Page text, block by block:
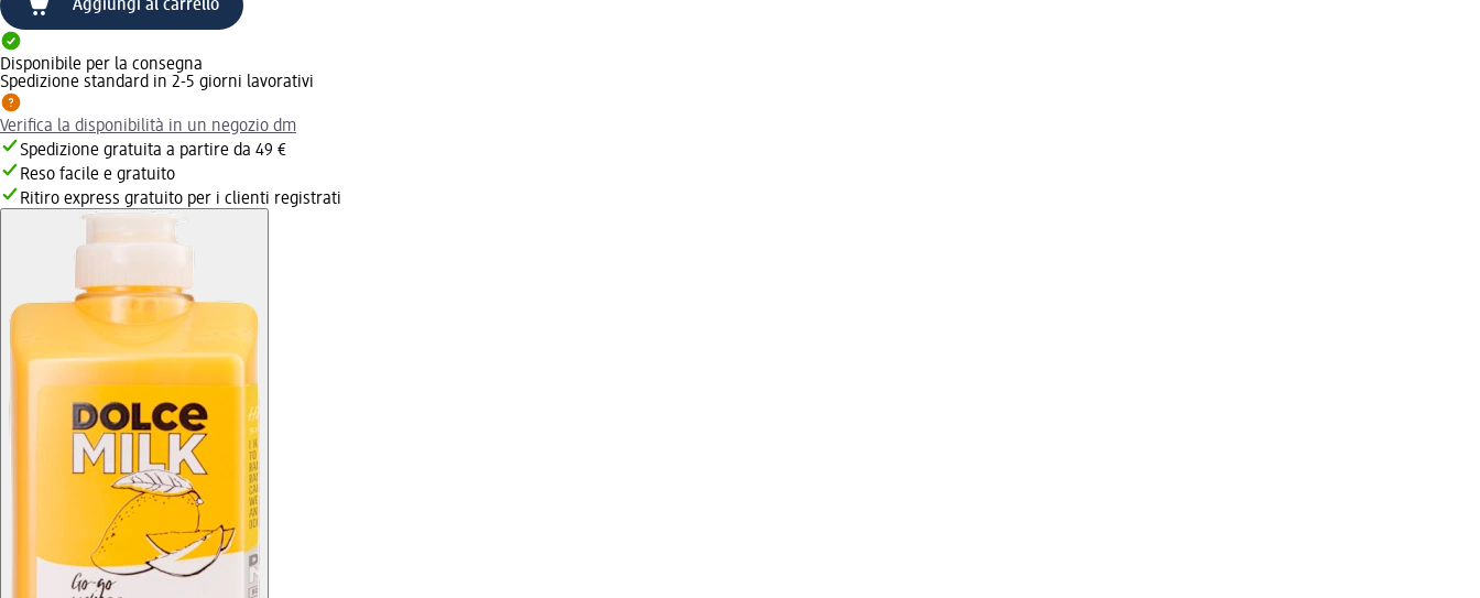
Aggiungi al carrello
Disponibile per la consegna
Spedizione standard in 2-5 giorni lavorativi
Verifica la disponibilità in un negozio dm
Spedizione gratuita a partire da 49 €
Reso facile e gratuito
Ritiro express gratuito per i clienti registrati